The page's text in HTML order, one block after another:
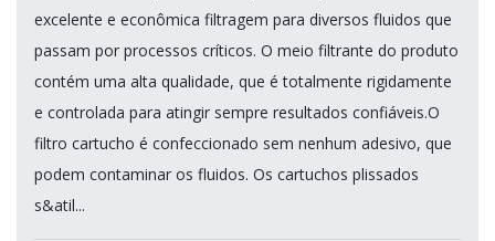
excelente e econômica filtragem para diversos fluidos que
passam por processos críticos. O meio filtrante do produto
contém uma alta qualidade, que é totalmente rigidamente
e controlada para atingir sempre resultados confiáveis.O
filtro cartucho é confeccionado sem nenhum adesivo, que
podem contaminar os fluidos. Os cartuchos plissados
s&atil...